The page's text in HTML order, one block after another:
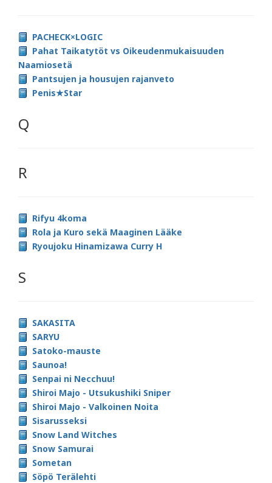
PACHECK×LOGIC
Pahat Taikatytöt vs Oikeudenmukaisuuden
Naamiosetä
Pantsujen ja housujen rajanveto
Penis★Star
Q
R
Rifyu 4koma
Rola ja Kuro sekä Maaginen Lääke
Ryoujoku Hinamizawa Curry H
S
SAKASITA
SARYU
Satoko-mauste
Saunoa!
Senpai ni Necchuu!
Shiroi Majo - Utsukushiki Sniper
Shiroi Majo - Valkoinen Noita
Sisarusseksi
Snow Land Witches
Snow Samurai
Sometan
Söpö Terälehti